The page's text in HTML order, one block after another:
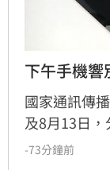
下午手機
國家通訊傳
及8月13日
地區將於10
-73分鐘前